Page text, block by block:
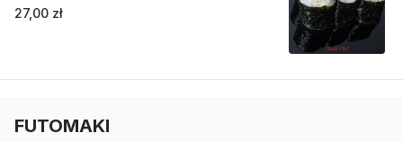
27,00 zł
FUTOMAKI